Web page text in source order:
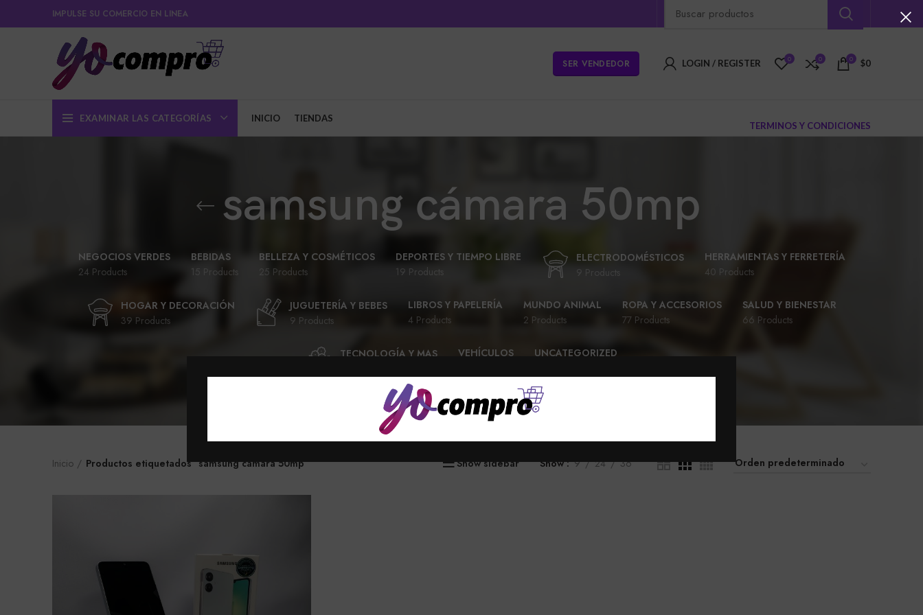
IMPULSE SU COMERCIO EN LINEA
SER VENDEDOR LOGIN / REGISTER 0 0 0 $0
EXAMINAR LAS CATEGORÍAS INICIO TIENDAS
TERMINOS Y CONDICIONES
samsung cámara 50mp
NEGOCIOS VERDES
24 Products
BEBIDAS
15 Products
BELLEZA Y COSMÉTICOS
25 Products
DEPORTES Y TIEMPO LIBRE
19 Products
ELECTRODOMÉSTICOS
9 Products
HERRAMIENTAS Y FERRETERÍA
40 Products
HOGAR Y DECORACIÓN
39 Products
JUGUETERÍA Y BEBES
9 Products
LIBROS Y PAPELERÍA
4 Products
MUNDO ANIMAL
2 Products
ROPA Y ACCESORIOS
77 Products
SALUD Y BIENESTAR
66 Products
TECNOLOGÍA Y MAS
VEHÍCULOS
UNCATEGORIZED
Inicio Productos etiquetados “samsung cámara 50mp” Show sidebar Show 9 24 36